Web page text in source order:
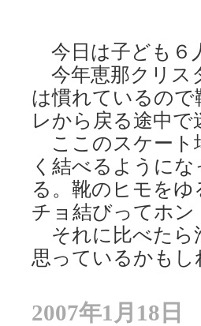
今日は子ども６
今年恵那クリス
は慣れているの
レから戻る途中
ここのスケート
く結べるように
る。靴のヒモを
チョ結びってホ
それに比べたら
思っているかも
2007年1月18日